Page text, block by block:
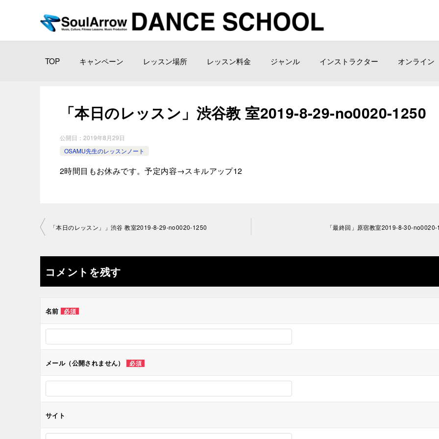
TOP キャンペーン レッスン場所 レッスン料金 ジャンル インストラクター オンライン
「本日のレッスン」渋谷教 室2019-8-29-no0020-1250
公開日： 2019年8月29日
OSAMU先生のレッスンノート
2時間目もお休みです。予定内容→スキルアップ12
投
ナ
ビ
ゲ
ー
ン
「本日のレッスン」」渋谷 教室2019-8-29-no0020-1250 「最終回」原宿教室2019-8-30-
コメントを残す
名前 必須
メール（公開されません） 必須
サイト